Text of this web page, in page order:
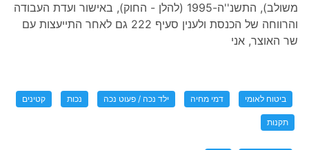
משולב), התשנ''ה-1995 (להלן - החוק), באישור ועדת העבודה
והרווחה של הכנסת ולענין סעיף 222 גם לאחר התייעצות עם
שר האוצר, אני
ביטוח לאומי דמי מחיה ילד נכה / פעוט נכה נכות קטינים
תקנות